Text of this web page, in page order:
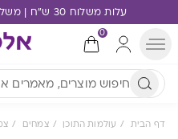
עלות משלוח 30 ש"ח | משלוח חינם ברכישה מעל 249 ₪
0
דף הבית עולמות התוכן צמחים